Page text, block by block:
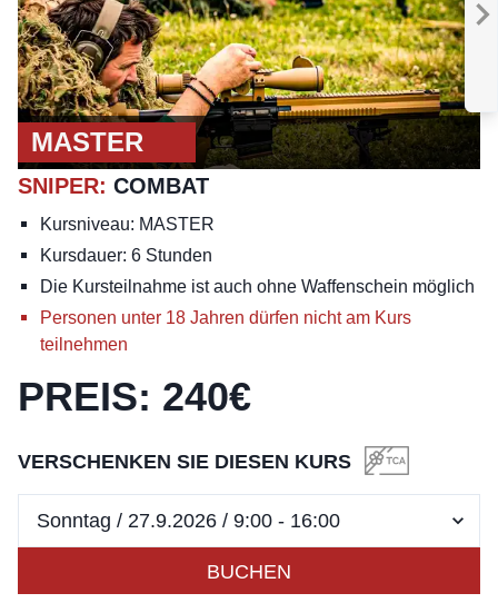
MASTER
SNIPER: COMBAT
Kursniveau: MASTER
Kursdauer: 6 Stunden
Die Kursteilnahme ist auch ohne Waffenschein möglich
Personen unter 18 Jahren dürfen nicht am Kurs
teilnehmen
PREIS: 240€
VERSCHENKEN SIE DIESEN KURS
BUCHEN